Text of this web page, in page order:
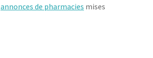
annonces de pharmacies mises